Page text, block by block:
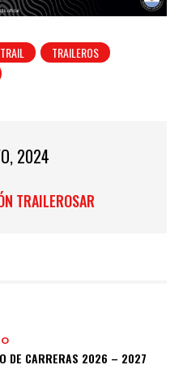
TRAIL
TRAILEROS
2024
TRAILEROSAR
DE CARRERAS 2026 – 2027